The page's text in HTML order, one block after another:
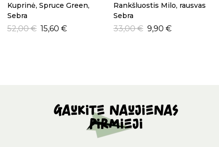
Kuprinė, Spruce Green,
Sebra
52,00€ 15,60 €
Rankšluostis Milo, rausvas
Sebra
33,00€ 9,90 €
Gaukite naujienas
pirmieji